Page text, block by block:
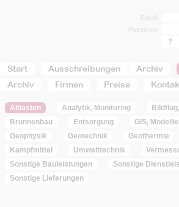
Start Ausschreibungen Archiv
Archiv
Firmen Preise
?
Altlasten Analytik, Monitoring
Brunnenbau
Entsorgung GIS,
Geophysik
Geotechnik Geothermie
Kampfmittel
Umwelttechnik
Sonstige Bauleistungen
Sonstige
Sonstige Lieferungen